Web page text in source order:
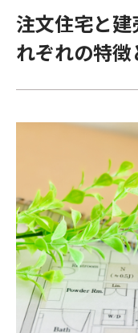
注文住宅と
れぞれの特